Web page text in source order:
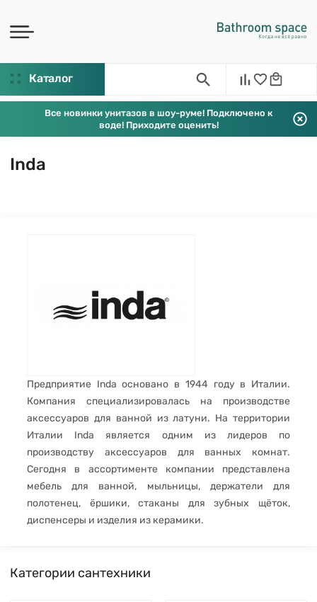
Каталог
Все новинки унитазов в шоу-руме! Подключено к
воде! Приходите оценить!
Inda
Предприятие Inda основано в 1944 году в Италии.
Компания специализировалась на производстве
аксессуаров для ванной из латуни. На территории
Италии Inda является одним из лидеров по
производству аксессуаров для ванных комнат.
Сегодня в ассортименте компании представлена
мебель для ванной, мыльницы, держатели для
полотенец, ёршики, стаканы для зубных щёток,
диспенсеры и изделия из керамики.
Категории сантехники